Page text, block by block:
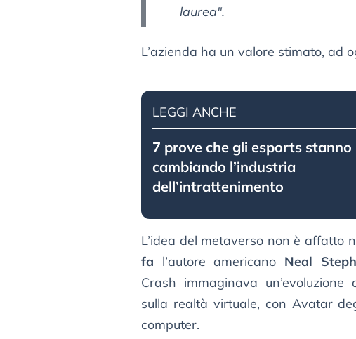
laurea".
L’azienda ha un valore stimato, ad
LEGGI ANCHE
7 prove che gli esports stanno
cambiando l’industria
dell’intrattenimento
L’idea del metaverso non è affatto
fa l’autore americano Neal
Crash immaginava
sulla realtà virtuale, con Avatar
computer.